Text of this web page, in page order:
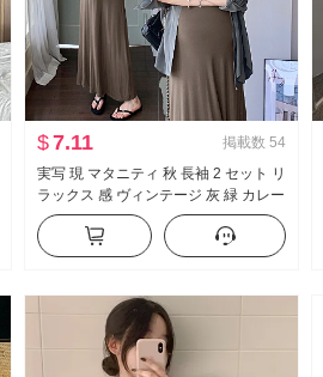
$7.11 掲載数 54
実写 現 マタニティ 秋 長袖 2 セット リ
ラックス 感 ヴィンテージ 灰 緑 カレー
スリムフィット スリム効果 シャツ セ
ットアップ